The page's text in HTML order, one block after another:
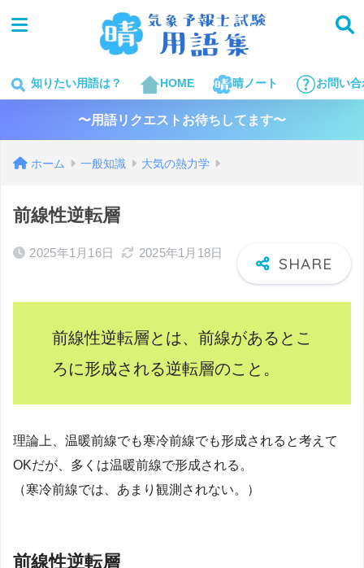
知りたい用語は？ HOME 晴ノート お問い
〜用語リクエストお待ちしてます〜
ホーム 一般知識 大気の熱力学
前線性逆転層
2025年1月16日 2025年1月18日
前線性逆転層とは、前線があるとこ
ろに形成される逆転層のこと。
理論上、温暖前線でも寒冷前線でも形成されると考えて
OKだが、多くは温暖前線で形成される。
（寒冷前線では、あまり観測されない。）
前線性逆転層